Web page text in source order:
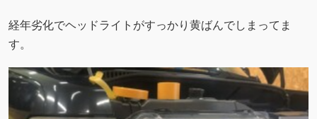
経年劣化でヘッドライトがすっかり黄ばんでしまってま
す。